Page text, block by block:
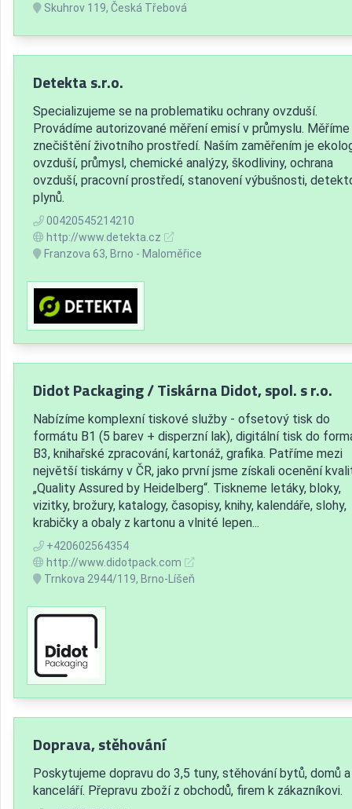
Skuhrov 119, Česká Třebová
Detekta s.r.o.
Specializujeme se na problematiku ochrany ovzduší.
Provádíme autorizované měření emisí v průmyslu. Měříme
znečištění životního prostředí. Naším zaměřením je
ovzduší, průmysl, chemické analýzy, škodliviny, ochrana
ovzduší, pracovní prostředí, stanovení výbušnosti,
plynů.
00420545214210
http://www.detekta.cz
Franzova 63, Brno - Maloměřice
Didot Packaging / Tiskárna Didot, spol. s r.o.
Nabízíme komplexní tiskové služby - ofsetový tisk do
formátu B1 (5 barev + disperzní lak), digitální tisk do
B3, knihařské zpracování, kartonáž, grafika. Patříme mezi
největší tiskárny v ČR, jako první jsme získali ocenění
„Quality Assured by Heidelberg“. Tiskneme letáky, bloky,
vizitky, brožury, katalogy, časopisy, knihy, kalendáře, slohy,
krabičky a obaly z kartonu a vlnité lepen...
+420602564354
http://www.didotpack.com
Trnkova 2944/119, Brno-Líšeň
Doprava, stěhování
Poskytujeme dopravu do 3,5 tuny, stěhování bytů, domů a
kanceláří. Přepravu zboží z obchodů, firem k zákazníkovi.